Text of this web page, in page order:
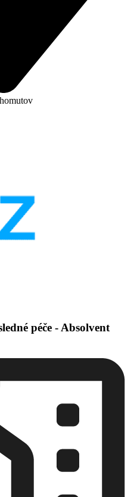
péče - Absolvent